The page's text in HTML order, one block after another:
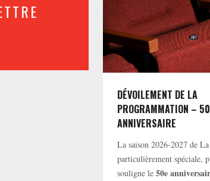
DÉVOILEMENT DE LA
PROGRAMMATION –
ANNIVERSAIRE
La saison 2026-2027 de
particulièrement spéciale,
souligne le50e